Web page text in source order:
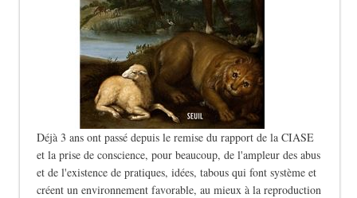
Déjà 3 ans ont passé depuis le remise du rapport de la CIASE
et la prise de conscience, pour beaucoup, de l'ampleur des abus
et de l'existence de pratiques, idées, tabous qui font système et
créent un environnement favorable, au mieux à la reproduction